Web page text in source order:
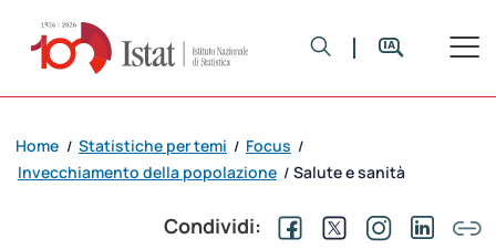
Home / Statistiche per temi / Focus /
Invecchiamento della popolazione / Salute e sanità
Condividi: